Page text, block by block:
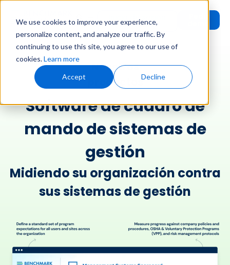
We use cookies to improve your experience,
personalize content, and analyze our traffic. By
continuing to use this site, you agree to our use of
cookies.Learn more
Accept Decline
Inicio de sesión
de usuario
Nuestros
productos
Software de cuadro de
mando de sistemas de
gestión
Midiendo su organización contra
sus sistemas de gestión